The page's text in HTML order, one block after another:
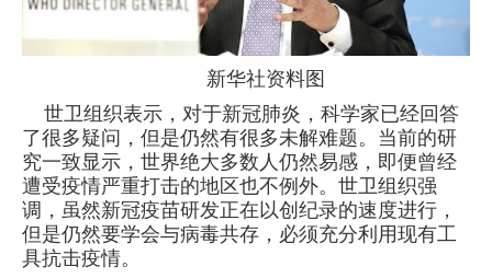
新华社资料图
世卫组织表示，对于新冠肺炎，科学家已经回答
了很多疑问，但是仍然有很多未解难题。当前的研
究一致显示，世界绝大多数人仍然易感，即便曾经
遭受疫情严重打击的地区也不例外。世卫组织强
调，虽然新冠疫苗研发正在以创纪录的速度进行，
但是仍然要学会与病毒共存，必须充分利用现有工
具抗击疫情。